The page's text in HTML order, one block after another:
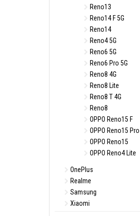
Reno13
Reno14 F 5G
Reno14
Reno4 5G
Reno6 5G
Reno6 Pro 5G
Reno8 4G
Reno8 Lite
Reno8 T 4G
Reno8
OPPO Reno15 F
OPPO Reno15 Pro
OPPO Reno15
OPPO Reno4 Lite
OnePlus
Realme
Samsung
Xiaomi